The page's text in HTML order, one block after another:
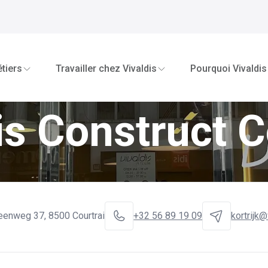
Travailler chez Vivaldis Pourquoi Vivaldis
Construct
37, 8500 Courtrai +32 56 89 19 09